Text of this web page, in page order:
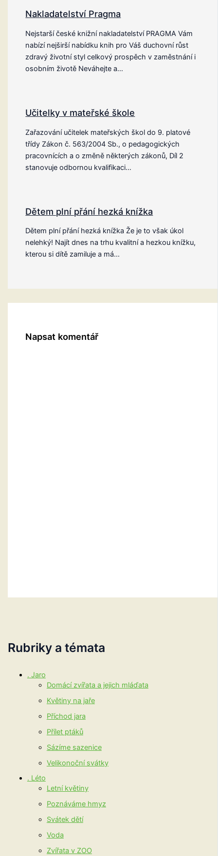
Rubriky a témata
. Jaro
Domácí zvířata a jejich mláďata
Květiny na jaře
Příchod jara
Přílet ptáků
Sázíme sazenice
Velikonoční svátky
. Léto
Letní květiny
Poznáváme hmyz
Svátek dětí
Voda
Zvířata v ZOO
Nakladatelství Pragma
Nejstarší české knižní nakladatelství PRAGMA Vám
nabízí nejširší nabídku knih pro Váš duchovní růst
zdravý životní styl celkový prospěch v zaměstnání i
osobním životě Neváhejte a…
Učitelky v mateřské škole
Zařazování učitelek mateřských škol do 9. platové
třídy Zákon č. 563/2004 Sb., o pedagogických
pracovnících a o změně některých zákonů, Díl 2
stanovuje odbornou kvalifikaci…
Dětem plní přání hezká knížka
Dětem plní přání hezká knížka Že je to však úkol
nelehký! Najít dnes na trhu kvalitní a hezkou knížku,
kterou si dítě zamiluje a má…
Napsat komentář